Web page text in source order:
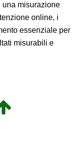
una misurazione
online, i
essenziale per
misurabili e